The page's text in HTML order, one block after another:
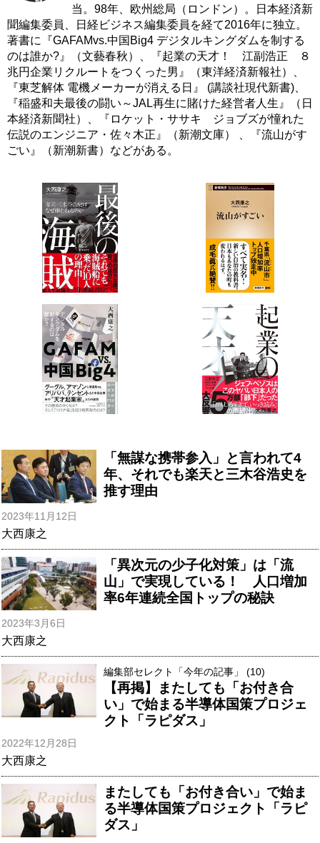
当。98年、欧州総局（ロンドン）。日本経済新
聞編集委員、日経ビジネス編集委員を経て2016年に独立。
著書に『GAFAMvs.中国Big4 デジタルキングダムを制する
のは誰か?』（文藝春秋）、『起業の天才！ 江副浩正 ８
兆円企業リクルートをつくった男』（東洋経済新報社）、
『東芝解体 電機メーカーが消える日』 (講談社現代新書)、
『稲盛和夫最後の闘い～JAL再生に賭けた経営者人生』（日
本経済新聞社）、『ロケット・ササキ ジョブズが憧れた
伝説のエンジニア・佐々木正』（新潮文庫） 、『流山がす
ごい 』（新潮新書）などがある。
「無謀な携帯参入」と言われて4
年、それでも楽天と三木谷浩史を
推す理由
2023年11月12日
大西康之
「異次元の少子化対策」は「流
山」で実現している！ 人口増加
率6年連続全国トップの秘訣
2023年3月6日
大西康之
編集部セレクト「今年の記事」 (10)
【再掲】またしても「お付き合
い」で始まる半導体国策プロジェ
クト「ラピダス」
2022年12月28日
大西康之
またしても「お付き合い」で始ま
る半導体国策プロジェクト「ラピ
ダス」